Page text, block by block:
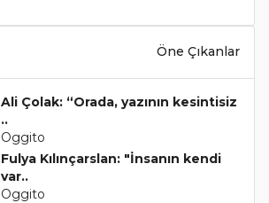
Öne Çıkanlar
Ali Çolak: “Orada, yazının kesintisiz
..
Oggito
Fulya Kılınçarslan: "İnsanın kendi
var..
Oggito